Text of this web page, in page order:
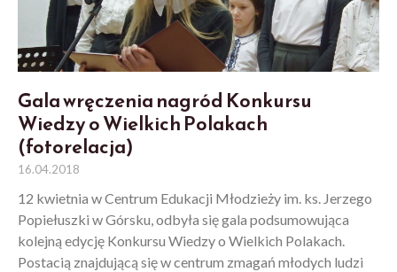
Gala wręczenia nagród Konkursu
Wiedzy o Wielkich Polakach
(fotorelacja)
16.04.2018
12 kwietnia w Centrum Edukacji Młodzieży im. ks. Jerzego
Popiełuszki w Górsku, odbyła się gala podsumowująca
kolejną edycję Konkursu Wiedzy o Wielkich Polakach.
Postacią znajdującą się w centrum zmagań młodych ludzi